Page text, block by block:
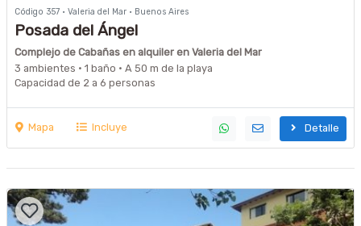
Código 357 · Valeria del Mar · Buenos Aires
Posada del Ángel
Complejo de Cabañas en alquiler en Valeria del Mar
3 ambientes · 1 baño · A 50 m de la playa
Capacidad de 2 a 6 personas
Mapa Incluye Detalle